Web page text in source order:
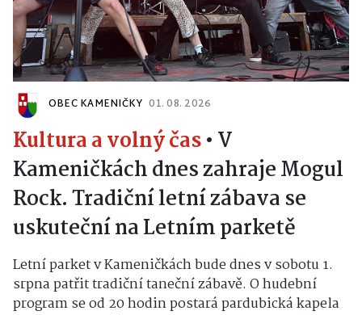
OBEC KAMENIČKY 01. 08. 2026
Kultura a volný čas• V
Kameničkách dnes zahraje Mogul
Rock. Tradiční letní zábava se
uskuteční na Letním parketě
Letní parket v Kameničkách bude dnes v sobotu 1.
srpna patřit tradiční taneční zábavě. O hudební
program se od 20 hodin postará pardubická kapela